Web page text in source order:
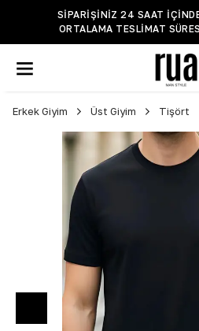
SIPARIŞINIZ 24 SAAT
ORTALAMA TESLIMAT
Erkek Giyim Üst Giyim Tişört